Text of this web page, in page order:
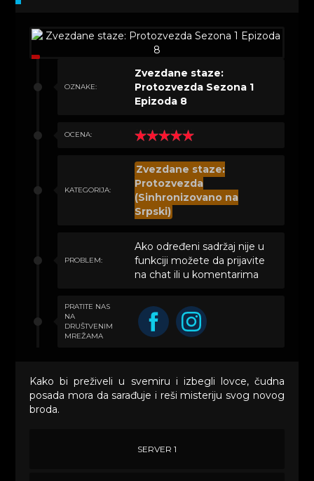
OZNAKE:
Zvezdane staze:
Protozvezda Sezona 1
Epizoda 8
OCENA:
KATEGORIJA:
Zvezdane staze:
Protozvezda
(Sinhronizovano na
Srpski)
PROBLEM:
Ako određeni sadržaj nije u
funkciji možete da prijavite
na chat ili u komentarima
PRATITE NAS
NA
DRUŠTVENIM
MREŽAMA
Kako bi preživeli u svemiru i izbegli lovce, čudna
posada mora da sarađuje i reši misteriju svog novog
broda.
SERVER 1